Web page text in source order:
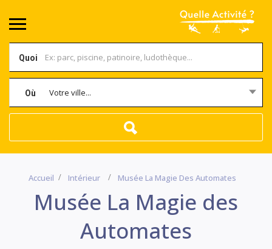
Quoi
Où Votre ville...
Accueil Intérieur Musée La Magie Des Automates
Musée La Magie des
Automates